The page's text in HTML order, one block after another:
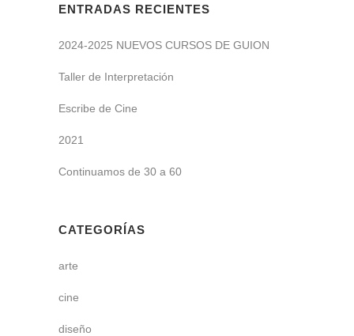
ENTRADAS RECIENTES
2024-2025 NUEVOS CURSOS DE GUION
Taller de Interpretación
Escribe de Cine
2021
Continuamos de 30 a 60
CATEGORÍAS
arte
cine
diseño